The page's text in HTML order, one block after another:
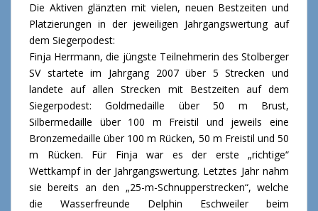
Die Aktiven glänzten mit vielen, neuen Bestzeiten und
Platzierungen in der jeweiligen Jahrgangswertung auf
dem Siegerpodest:
Finja Herrmann, die jüngste Teilnehmerin des Stolberger
SV startete im Jahrgang 2007 über 5 Strecken und
landete auf allen Strecken mit Bestzeiten auf dem
Siegerpodest: Goldmedaille über 50 m Brust,
Silbermedaille über 100 m Freistil und jeweils eine
Bronzemedaille über 100 m Rücken, 50 m Freistil und 50
m Rücken. Für Finja war es der erste „richtige“
Wettkampf in der Jahrgangswertung. Letztes Jahr nahm
sie bereits an den „25-m-Schnupperstrecken“, welche
die Wasserfreunde Delphin Eschweiler beim